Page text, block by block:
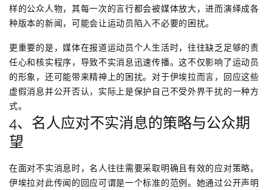
样的公众人物，其每一次的言行都会被媒体放大，进而演绎成各
种版本的新闻，可能会让运动员陷入不必要的困扰。
更重要的是，媒体在报道运动员个人生活时，往往缺乏足够的责
任心和核实程序，导致不实消息迅速传播。这不仅影响了运动员
的形象，还可能带来精神上的困扰。对于伊埃拉而言，回应这些
虚假消息并公开否认，实际上是保护自己不受外界干扰的一种方
式。
4、名人应对不实消息的策略与公众期
望
在面对不实消息时，名人往往需要采取明确且有效的应对策略。
伊埃拉对此传闻的回应可谓是一个标准的范例。她通过公开声明